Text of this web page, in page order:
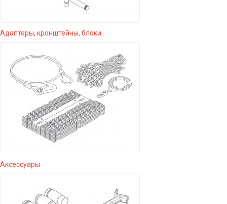
Адаптеры, кронштейны, блоки
Аксессуары